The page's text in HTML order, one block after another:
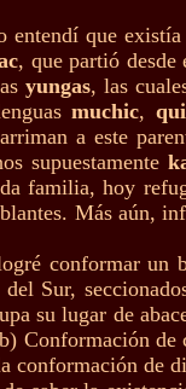
entendí que
, que partió
yungas, las
muchic,
a este
supuestamente
familia, hoy
Más aún,
conformar un
Sur,
su lugar de
Conformación de
conformación de